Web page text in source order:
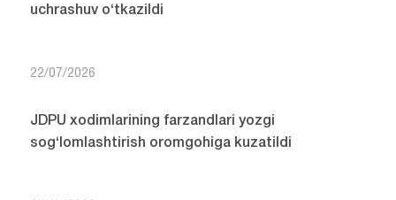
uchrashuv o‘tkazildi
22/07/2026
JDPU xodimlarining farzandlari yozgi
sog‘lomlashtirish oromgohiga kuzatildi